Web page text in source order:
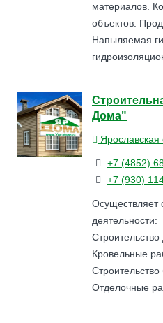
материалов.
объектов.
Напыляемая
Дома"
Ярославская
+7 (4852)
+7 (930)
деятельности:
Строительство
Кровельные
Строительство
Отделочные